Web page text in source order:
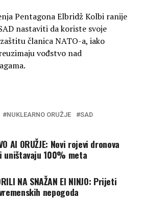
Pentagona Elbridž Kolbi ranije
nastaviti da koriste svoje
članica NATO-a, iako
vođstvo nad
NUKLEARNO ORUŽJE SAD
AI ORUŽJE: Novi rojevi dronova
uništavaju 100% meta
NA SNAŽAN El NINJO: Prijeti
nepogoda